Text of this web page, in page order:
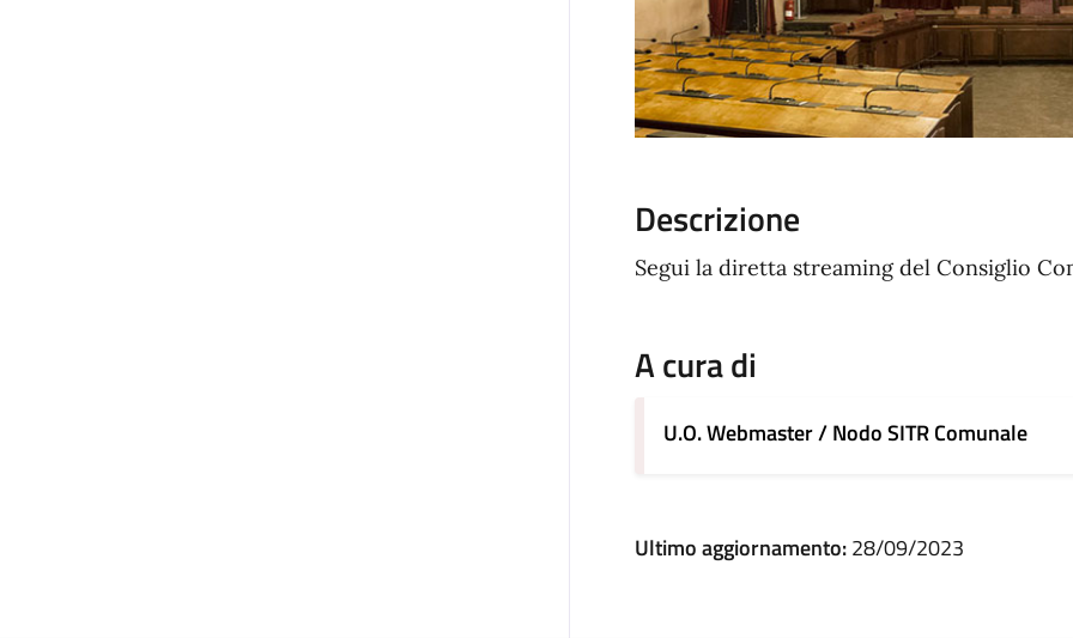
Descrizione
Segui la diretta streaming del Consiglio
A cura di
U.O. Webmaster / Nodo SITR Comunale
Ultimo aggiornamento:28/09/2023